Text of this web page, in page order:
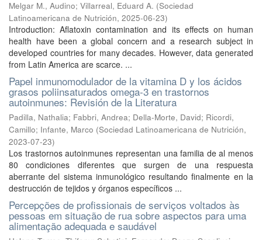
Melgar M., Audino; Villarreal, Eduard A. (Sociedad
Latinoamericana de Nutrición, 2025-06-23)
Introduction: Aflatoxin contamination and its effects on human
health have been a global concern and a research subject in
developed countries for many decades. However, data generated
from Latin America are scarce. ...
Papel inmunomodulador de la vitamina D y los ácidos
grasos poliinsaturados omega-3 en trastornos
autoinmunes: Revisión de la Literatura
Padilla, Nathalia; Fabbri, Andrea; Della-Morte, David; Ricordi,
Camillo; Infante, Marco (Sociedad Latinoamericana de Nutrición,
2023-07-23)
Los trastornos autoinmunes representan una familia de al menos
80 condiciones diferentes que surgen de una respuesta
aberrante del sistema inmunológico resultando finalmente en la
destrucción de tejidos y órganos específicos ...
Percepções de profissionais de serviços voltados às
pessoas em situação de rua sobre aspectos para uma
alimentação adequada e saudável